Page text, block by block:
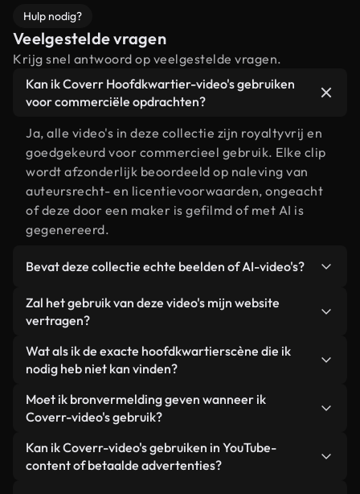
Hulp nodig?
Veelgestelde vragen
Krijg snel antwoord op veelgestelde vragen.
Kan ik Coverr Hoofdkwartier-video's gebruiken
voor commerciële opdrachten?
Ja, alle video's in deze collectie zijn royaltyvrij en
goedgekeurd voor commercieel gebruik. Elke clip
wordt afzonderlijk beoordeeld op naleving van
auteursrecht- en licentievoorwaarden, ongeacht
of deze door een maker is gefilmd of met AI is
gegenereerd.
Bevat deze collectie echte beelden of AI-video's?
Beide. Dit is een hybride bibliotheek die bestaat
uit echte, door mensen gefilmde beelden van
gegenereerde video's. Elke video is duidelijk
gelabeld, zodat je altijd weet wat je gebruikt.
Zal het gebruik van deze video's mijn website
vertragen?
Niet als u voor onze geoptimaliseerde versies
kiest. Wij bieden lichtgewicht, webklare formaten
achtergrond. Zo blijft de kwaliteit hoog, worden de
laadtijden geminimaliseerd en worden
statistieken zoals LCP verbeterd.
Wat als ik de exacte hoofdkwartierscène die ik
nodig heb niet kan vinden?
Met Coverr AI Studio maak je direct een video.
Beschrijf de scène – bijvoorbeeld "hoofdkwartier
binnen enkele seconden een gepersonaliseerde
video die voldoet aan onze licentievoorwaarden.
Moet ik bronvermelding geven wanneer ik
Coverr-video's gebruik?
Naamsvermelding is niet vereist. Alle video's in
onze stockbibliotheek zijn royaltyvrij en kunnen
Kan ik Coverr-video's gebruiken in YouTube-
content of betaalde advertenties?